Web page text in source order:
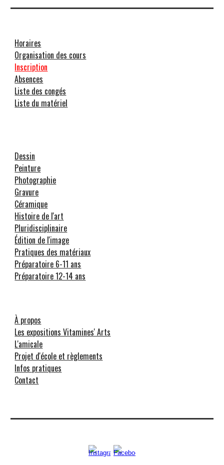
Horaires
Organisation des cours
Inscription
Absences
Liste des congés
Liste du matériel
Dessin
Peinture
Photographie
Gravure
Céramique
Histoire de l'art
Pluridisciplinaire
Édition de l'image
Pratiques des matériaux
Préparatoire 6-11 ans
Préparatoire 12-14 ans
À propos
Les expositions Vitamines' Arts
L'amicale
Projet d'école et règlements
Infos pratiques
Contact